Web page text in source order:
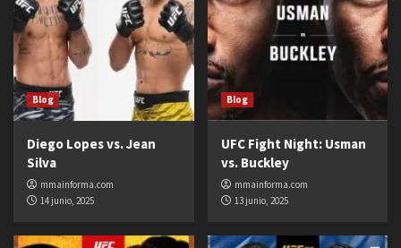
Blog
Diego Lopes vs. Jean
Silva
mmainforma.com
14 junio, 2025
Blog
UFC Fight Night: Usman
vs. Buckley
mmainforma.com
13 junio, 2025